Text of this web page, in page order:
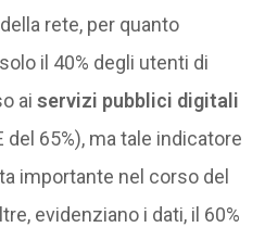
rete, per quanto
il 40% degli utenti di
ai servizi pubblici digitali
del 65%), ma tale indicatore
importante nel corso del
evidenziano i dati, il 60%